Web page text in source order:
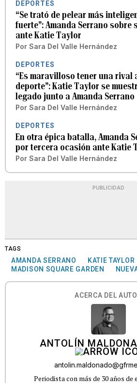
DEPORTES
“Se trató de pelear más
fuerte”: Amanda Serrano sobre
ante Katie Taylor
Por Sara Del Valle Hernández
DEPORTES
“Es maravilloso tener una rival
deporte”: Katie Taylor se
legado junto a Amanda Serrano
Por Sara Del Valle Hernández
DEPORTES
En otra épica batalla, Amanda
por tercera ocasión ante Katie
Por Sara Del Valle Hernández
PUBLICIDAD
TAGS
AMANDA SERRANO
KATIE TAYLOR
MADISON SQUARE GARDEN
ACERCA DEL
ANTOLÍN
Periodista con más de 30 años de